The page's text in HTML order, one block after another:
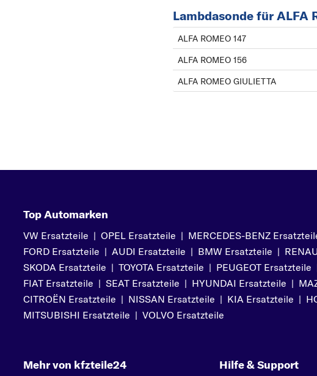
Lambdasonde für ALFA
ALFA ROMEO 147
ALFA ROMEO 156
ALFA ROMEO GIULIETTA
Top Automarken
VW Ersatzteile | OPEL Ersatzteile | MERCEDES-BENZ
FORD Ersatzteile | AUDI Ersatzteile | BMW Ersatzteile |
SKODA Ersatzteile | TOYOTA Ersatzteile | PEUGEOT Ersatzteile
FIAT Ersatzteile | SEAT Ersatzteile | HYUNDAI Ersatzteile |
CITROËN Ersatzteile | NISSAN Ersatzteile | KIA Ersatzteile |
MITSUBISHI Ersatzteile | VOLVO Ersatzteile
Mehr von kfzteile24 Hilfe & Support